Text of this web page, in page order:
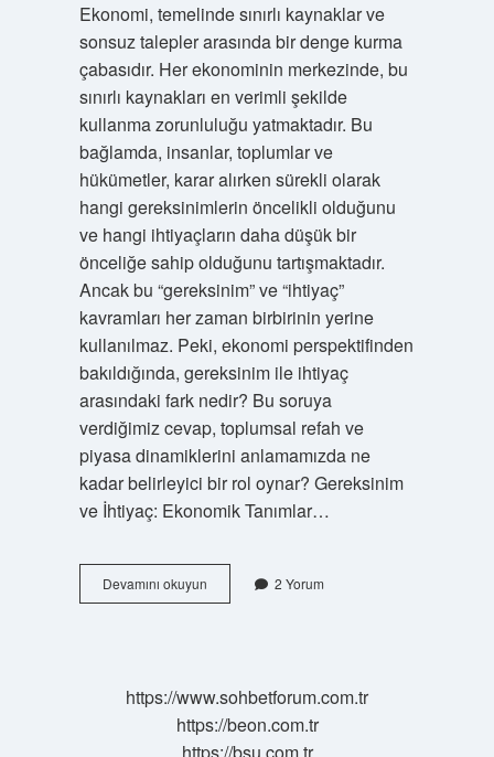
Ekonomi, temelinde sınırlı kaynaklar ve
sonsuz talepler arasında bir denge kurma
çabasıdır. Her ekonominin merkezinde, bu
sınırlı kaynakları en verimli şekilde
kullanma zorunluluğu yatmaktadır. Bu
bağlamda, insanlar, toplumlar ve
hükümetler, karar alırken sürekli olarak
hangi gereksinimlerin öncelikli olduğunu
ve hangi ihtiyaçların daha düşük bir
önceliğe sahip olduğunu tartışmaktadır.
Ancak bu “gereksinim” ve “ihtiyaç”
kavramları her zaman birbirinin yerine
kullanılmaz. Peki, ekonomi perspektifinden
bakıldığında, gereksinim ile ihtiyaç
arasındaki fark nedir? Bu soruya
verdiğimiz cevap, toplumsal refah ve
piyasa dinamiklerini anlamamızda ne
kadar belirleyici bir rol oynar? Gereksinim
ve İhtiyaç: Ekonomik Tanımlar…
Devamını okuyunGereksinim
ile
?
2 Yorum
https://www.sohbetforum.com.tr
https://beon.com.tr